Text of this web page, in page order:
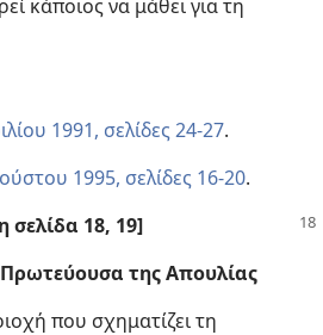
κάποιος να μάθει για τη
1991, σελίδες 24-27.
1995, σελίδες 16-20.
σελίδα 18, 19]
της Απουλίας
που σχηματίζει τη